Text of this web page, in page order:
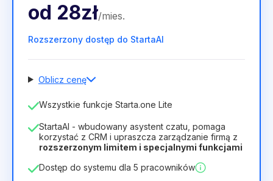
od 28zł/mies.
Rozszerzony dostęp do StartaAI
Oblicz cenę
Liczba pracowników
Czas trwania licencji
12 Months(zniżka -25%) Opłacalny
40zł28zł miesiąc
Wszystkie funkcje Starta.one Lite
StartaAI - wbudowany asystent czatu, pomaga
korzystać z CRM i upraszcza zarządzanie firmą z
rozszerzonym limitem i specjalnymi funkcjami
Dostęp do systemu dla 5 pracowników